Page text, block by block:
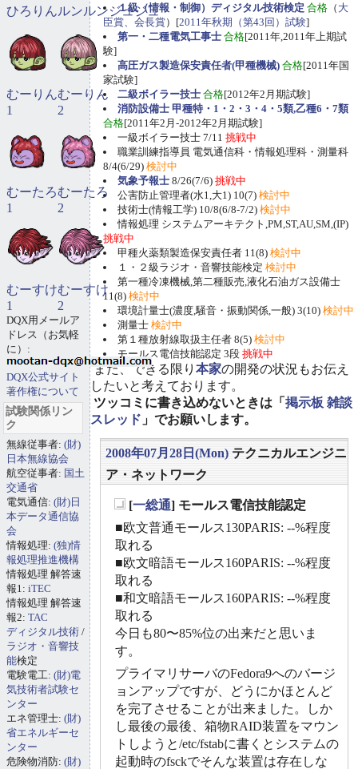
１級（情報・制御）ディジタル技術検定 合格 （ 大
臣賞、会長賞）[2011年秋期（第43回）試験]
第一・二種電気工事士 合格[2011年,2011年上期試
験]
高圧ガス製造保安責任者(甲種機械) 合格[2011年国
家試験]
二級ボイラー技士 合格[2012年2月期試験]
消防設備士 甲種特・1・2・3・4・5類,乙種6・7類
合格[2011年2月-2012年2月期試験]
一級ボイラー技士 7/11 挑戦中
職業訓練指導員 電気通信科・情報処理科・測量科
8/4(6/29) 検討中
気象予報士 8/26(7/6) 挑戦中
公害防止管理者(水1,大1) 10(7) 検討中
技術士(情報工学) 10/8(6/8-7/2) 検討中
情報処理 システムアーキテクト,PM,ST,AU,SM,(IP)
挑戦中
甲種火薬類製造保安責任者 11(8) 検討中
１・２級ラジオ・音響技能検定 検討中
第一種冷凍機械,第二種販売,液化石油ガス設備士
11(8) 検討中
環境計量士(濃度,騒音・振動関係,一般) 3(10) 検討中
測量士 検討中
第１種放射線取扱主任者 8(5) 検討中
モールス電信技能認定 3段 挑戦中
また、できる限り 本家の開発の状況もお伝え
したいと考えております。
ツッコミに書き込めないときは「 掲示板 雑談
スレッド 」でお願いします。
2008年07月28日(Mon) テクニカルエンジニ
ア・ネットワーク
[一総通] モールス電信技能認定
■欧文普通モールス130PARIS: --%程度
取れる
■欧文暗語モールス160PARIS: --%程度
取れる
■和文暗語モールス160PARIS: --%程度
取れる
今日も80〜85%位の出来だと思いま
す。
プライマリサーバのFedora9へのバージ
ョンアップですが、どうにかほとんど
を完了させることが出来ました。しか
し最後の最後、箱物RAID装置をマウン
トしようと/etc/fstabに書くとシステムの
起動時のfsckでそんな装置は存在しな
ひろりんルンルンジュジュ
むーりん
1
むーりん
2
むーたろ
1
むーたろ
2
むーすけ
1
むーすけ
2
DQX用メールア
ドレス（お気軽
に）:
DQX公式サイト
著作権について
試験関係リン
ク
無線従事者: (財)
日本無線協会
航空従事者: 国土
交通省
電気通信: (財)日
本データ通信協
会
情報処理: (独)情
報処理推進機構
情報処理 解答速
報1: iTEC
情報処理 解答速
報2: TAC
ディジタル技術 /
ラジオ・音響技
能検定
電験電工: (財)電
気技術者試験セ
ンター
エネ管理士: (財)
省エネルギーセ
ンター
危険物消防: (財)